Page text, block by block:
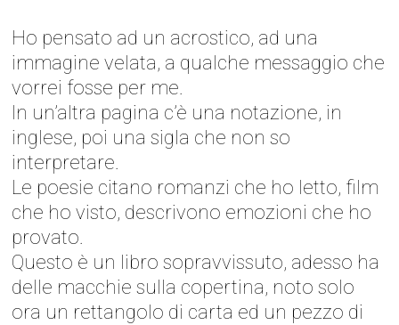
Ho pensato ad un acrostico, ad una
immagine velata, a qualche messaggio che
vorrei fosse per me.
In un’altra pagina c’è una notazione, in
inglese, poi una sigla che non so
interpretare.
Le poesie citano romanzi che ho letto, film
che ho visto, descrivono emozioni che ho
provato.
Questo è un libro sopravvissuto, adesso ha
delle macchie sulla copertina, noto solo
ora un rettangolo di carta ed un pezzo di